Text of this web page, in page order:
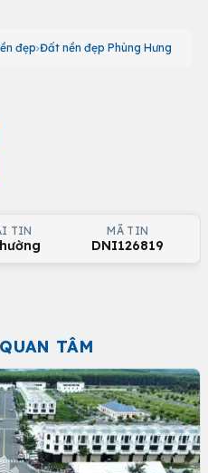
đẹp Đất nền đẹp Phùng Hưng
TIN MÃ TIN
DNI126819
TÂM